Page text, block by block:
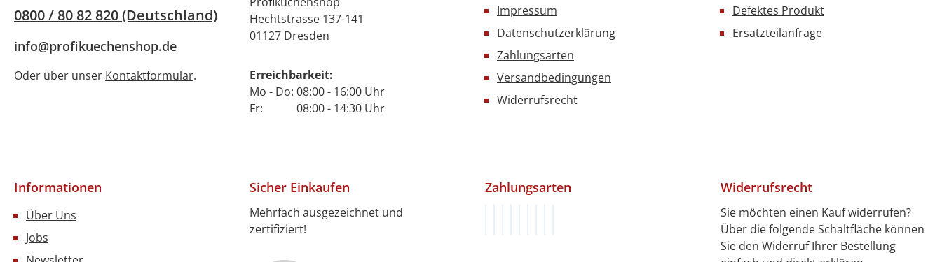
0800 / 80 82 820 (Deutschland)
info@profikuechenshop.de
Oder über unser Kontaktformular.
Hechtstrasse 137-141
01127 Dresden
Erreichbarkeit:
Mo - Do: 08:00 - 16:00 Uhr
Fr: 08:00 - 14:30 Uhr
Impressum
Datenschutzerklärung
Zahlungsarten
Versandbedingungen
Widerrufsrecht
Defektes Produkt
Ersatzteilanfrage
Informationen
Über Uns
Jobs
Sicher Einkaufen
Mehrfach ausgezeichnet und
zertifiziert!
Zahlungsarten Widerrufsrecht
Sie möchten einen Kauf widerrufen?
Über die folgende Schaltfläche können
Sie den Widerruf Ihrer Bestellung